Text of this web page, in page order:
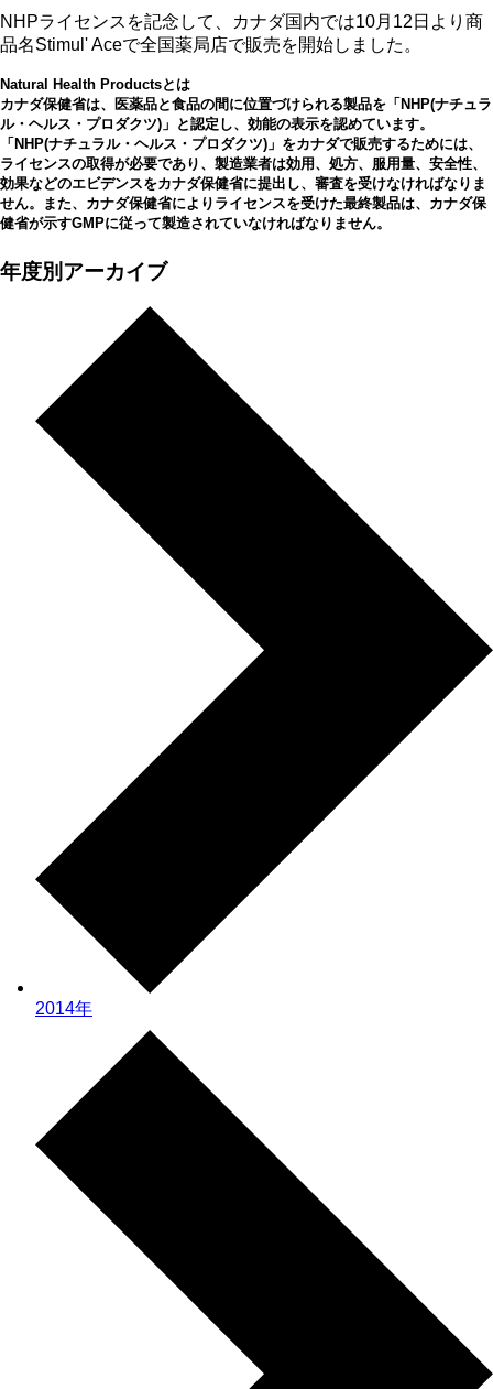
NHPライセンスを記念して、カナダ国内では10月12日より商
品名Stimul' Aceで全国薬局店で販売を開始しました。
Natural Health Productsとは
カナダ保健省は、医薬品と食品の間に位置づけられる製品を「NHP(ナチュラ
ル・ヘルス・プロダクツ)」と認定し、効能の表示を認めています。
「NHP(ナチュラル・ヘルス・プロダクツ)」をカナダで販売するためには、
ライセンスの取得が必要であり、製造業者は効用、処方、服用量、安全性、
効果などのエビデンスをカナダ保健省に提出し、審査を受けなければなりま
せん。また、カナダ保健省によりライセンスを受けた最終製品は、カナダ保
健省が示すGMPに従って製造されていなければなりません。
年度別アーカイブ
2014年